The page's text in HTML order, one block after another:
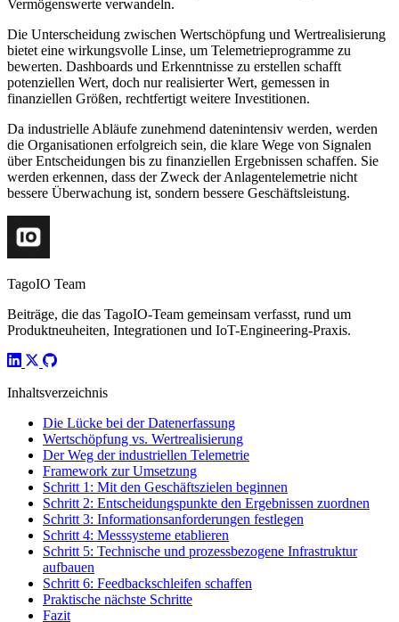
Vermögenswerte verwandeln.
Die Unterscheidung zwischen Wertschöpfung und Wertrealisierung
bietet eine wirkungsvolle Linse, um Telemetrieprogramme zu
bewerten. Dashboards und Erkenntnisse zu erstellen schafft
potenziellen Wert, doch nur realisierter Wert, gemessen in
finanziellen Größen, rechtfertigt weitere Investitionen.
Da industrielle Abläufe zunehmend datenintensiv werden, werden
die Organisationen erfolgreich sein, die klare Wege von Signalen
über Entscheidungen bis zu finanziellen Ergebnissen schaffen. Sie
werden erkennen, dass der Zweck der Anlagentelemetrie nicht
bessere Überwachung ist, sondern bessere Geschäftsleistung.
TagoIO Team
Beiträge, die das TagoIO-Team gemeinsam verfasst, rund um
Produktneuheiten, Integrationen und IoT-Engineering-Praxis.
Inhaltsverzeichnis
Die Lücke bei der Datenerfassung
Wertschöpfung vs. Wertrealisierung
Der Weg der industriellen Telemetrie
Framework zur Umsetzung
Schritt 1: Mit den Geschäftszielen beginnen
Schritt 2: Entscheidungspunkte den Ergebnissen zuordnen
Schritt 3: Informationsanforderungen festlegen
Schritt 4: Messsysteme etablieren
Schritt 5: Technische und prozessbezogene Infrastruktur
aufbauen
Schritt 6: Feedbackschleifen schaffen
Praktische nächste Schritte
Fazit